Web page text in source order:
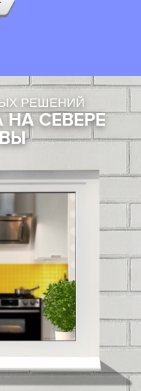
РЕШЕНИЙ
СЕВЕРЕ